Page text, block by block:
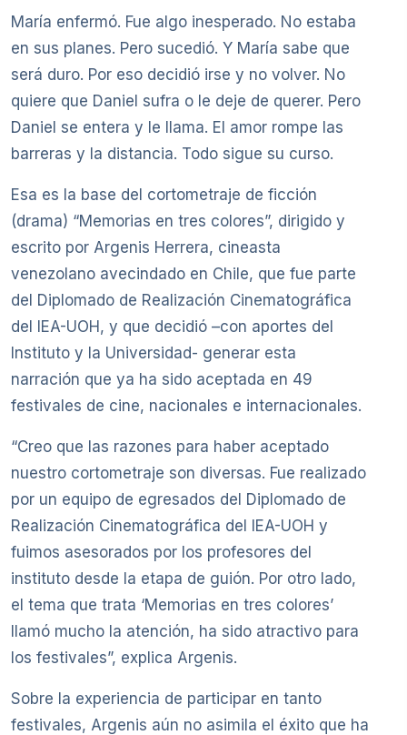
María enfermó. Fue algo inesperado. No estaba
en sus planes. Pero sucedió. Y María sabe que
será duro. Por eso decidió irse y no volver. No
quiere que Daniel sufra o le deje de querer. Pero
Daniel se entera y le llama. El amor rompe las
barreras y la distancia. Todo sigue su curso.
Esa es la base del cortometraje de ficción
(drama) “Memorias en tres colores”, dirigido y
escrito por Argenis Herrera, cineasta
venezolano avecindado en Chile, que fue parte
del Diplomado de Realización Cinematográfica
del IEA-UOH, y que decidió –con aportes del
Instituto y la Universidad- generar esta
narración que ya ha sido aceptada en 49
festivales de cine, nacionales e internacionales.
“Creo que las razones para haber aceptado
nuestro cortometraje son diversas. Fue realizado
por un equipo de egresados del Diplomado de
Realización Cinematográfica del IEA-UOH y
fuimos asesorados por los profesores del
instituto desde la etapa de guión. Por otro lado,
el tema que trata ‘Memorias en tres colores’
llamó mucho la atención, ha sido atractivo para
los festivales”, explica Argenis.
Sobre la experiencia de participar en tanto
festivales, Argenis aún no asimila el éxito que ha